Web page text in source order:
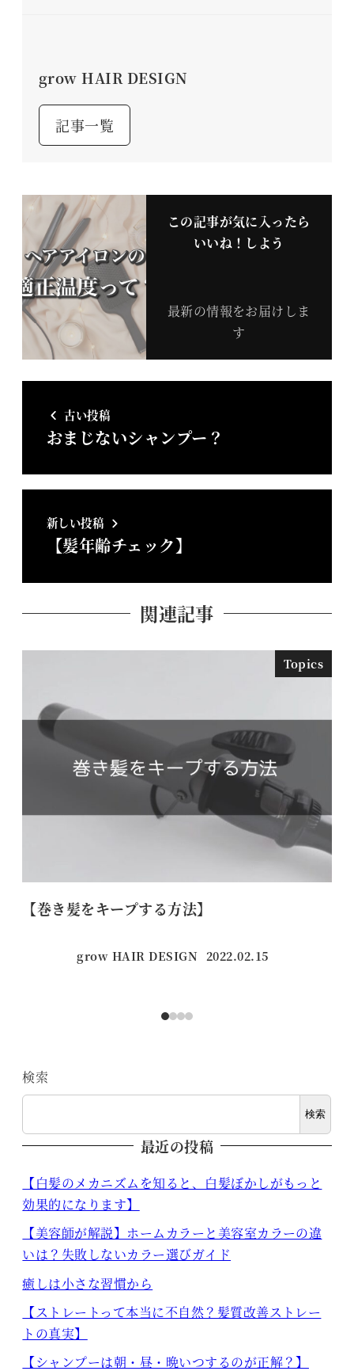
grow HAIR DESIGN
記事一覧
この記事が気に入ったら
いいね！しよう
最新の情報をお届けしま
す
古い投稿
おまじないシャンプー？
新しい投稿
【髪年齢チェック】
関連記事
Topics
【巻き髪をキープする方法】
grow HAIR DESIGN 投稿日
2022.02.15
検索
検索
最近の投稿
【白髪のメカニズムを知ると、白髪ぼかしがもっと
効果的になります】
【美容師が解説】ホームカラーと美容室カラーの違
いは？失敗しないカラー選びガイド
癒しは小さな習慣から
【ストレートって本当に不自然？髪質改善ストレー
トの真実】
【シャンプーは朝・昼・晩いつするのが正解？】